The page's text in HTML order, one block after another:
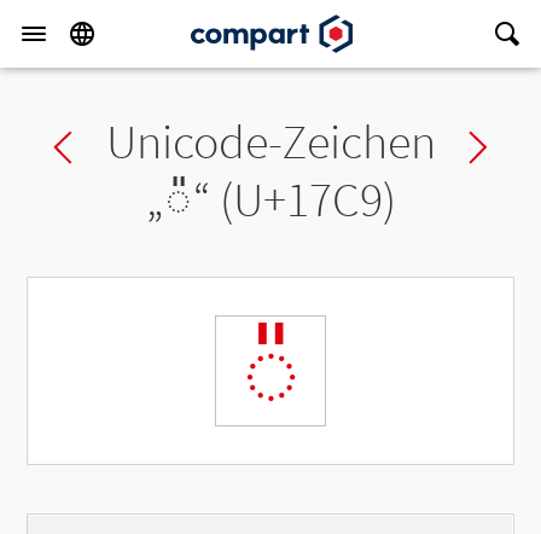
Previous char
Unicode-Zeichen
„◌៉“ (U+17C9)
◌៉